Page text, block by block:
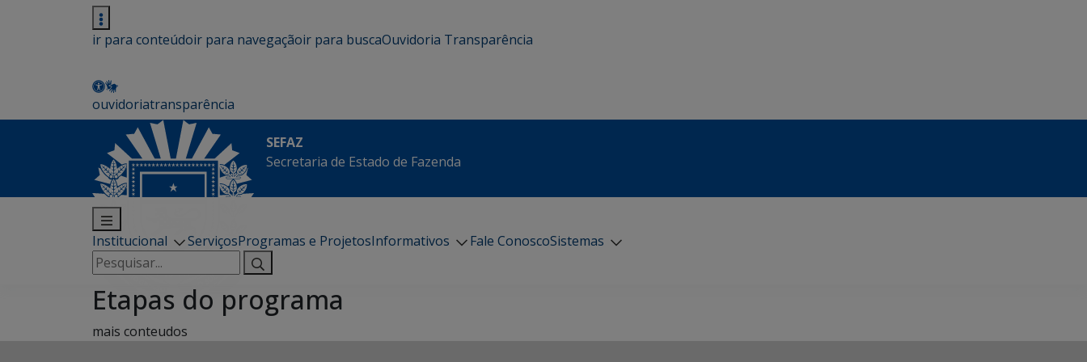
ir para conteúdoir para navegaçãoir para buscaOuvidoria Transparência
ouvidoriatransparência
SEFAZ
Secretaria de Estado de Fazenda
Institucional ServiçosProgramas e ProjetosInformativos Fale ConoscoSistemas
Pesquisar
por:
Etapas do programa
mais conteudos